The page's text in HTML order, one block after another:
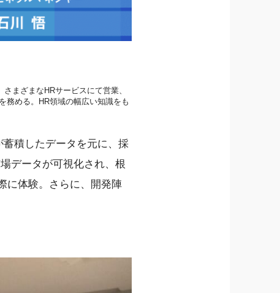
まざまなHRサービスにて営業、
務める。HR領域の幅広い知識をも
蓄積したデータを元に、採
データが可視化され、根
に体験。さらに、開発陣